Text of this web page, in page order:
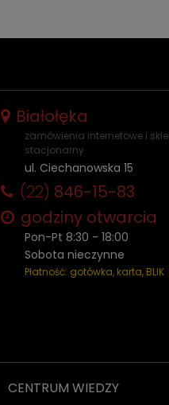
Białołęka
zamówienia internetowe i
stacjonarny
ul. Ciechanowska 15
(22) 846-15-83
godziny otwarcia
Pon-Pt 8:30 - 18:00
Sobota nieczynne
Płatność: gotówka, karta, BLIK
CENTRUM WIEDZY